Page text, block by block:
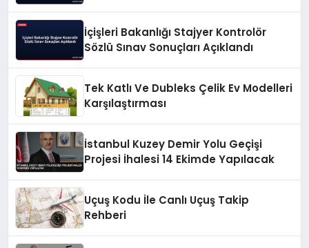
İçişleri Bakanlığı Stajyer Kontrolör
Sözlü Sınav Sonuçları Açıklandı
Tek Katlı Ve Dubleks Çelik Ev Modelleri
Karşılaştırması
İstanbul Kuzey Demir Yolu Geçişi
Projesi İhalesi 14 Ekimde Yapılacak
Uçuş Kodu İle Canlı Uçuş Takip
Rehberi